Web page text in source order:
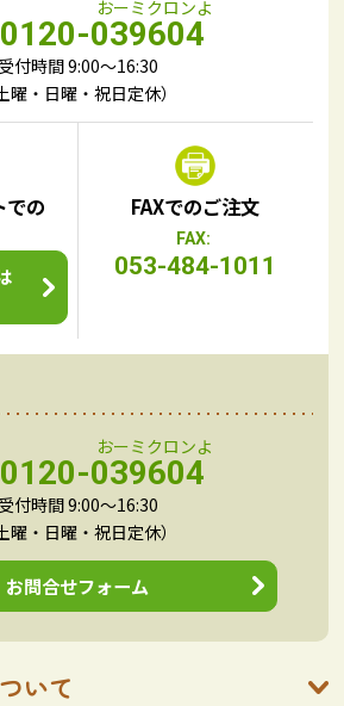
0120-039604
受付時間 9:00～16:30
土曜・日曜・祝日定休）
での
FAXでのご注文
FAX:
053-484-1011
0120-039604
受付時間 9:00～16:30
土曜・日曜・祝日定休）
お問合せフォーム
いて